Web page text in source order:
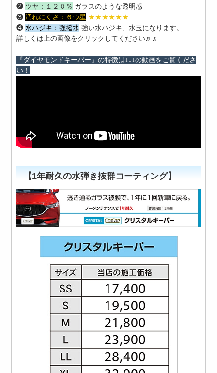
❷ ツヤ：１２０％ ガラスのような透明感
❸汚れにくさ： ６つ星 ★★★★★★
❹ 水ハジキ：強撥水 強い水ハジキ、水玉になります。
詳しくは上の画像をクリックしてください♬♬
『ダイヤモンドキーパー』の特徴は↓↓↓の動画をご覧くださ
い！
【1年耐久の水弾き抜群コーティング】